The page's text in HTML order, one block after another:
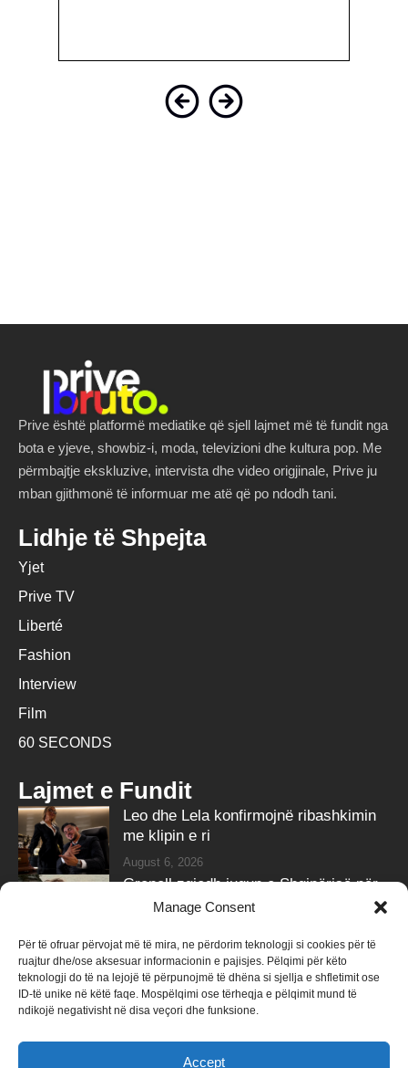
Manage Consent
Për të ofruar përvojat më të mira, ne përdorim teknologji si cookies për të
ruajtur dhe/ose aksesuar informacionin e pajisjes. Pëlqimi për këto
teknologji do të na lejojë të përpunojmë të dhëna si sjellja e shfletimit ose
ID-të unike në këtë faqe. Mospëlqimi ose tërheqja e pëlqimit mund të
ndikojë negativisht në disa veçori dhe funksione.
Accept
Prive është platformë mediatike që sjell lajmet më të fundit nga
bota e yjeve, showbiz-i, moda, televizioni dhe kultura pop. Me
përmbajtje ekskluzive, intervista dhe video origjinale, Prive ju
mban gjithmonë të informuar me atë që po ndodh tani.
Lidhje të Shpejta
Yjet
Prive TV
Liberté
Fashion
Interview
Film
60 SECONDS
Lajmet e Fundit
Leo dhe Lela konfirmojnë ribashkimin
me klipin e ri
August 6, 2026
Grenell zgjedh jugun e Shqipërisë për
pushime, ndan fotot
Follow Us
258kFollowers 415k Followers